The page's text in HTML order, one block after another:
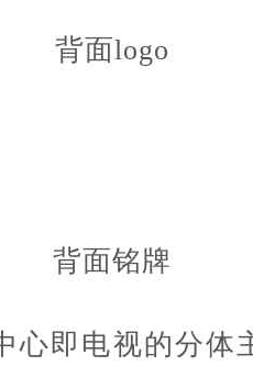
背面logo
背面铭牌
即电视的分体